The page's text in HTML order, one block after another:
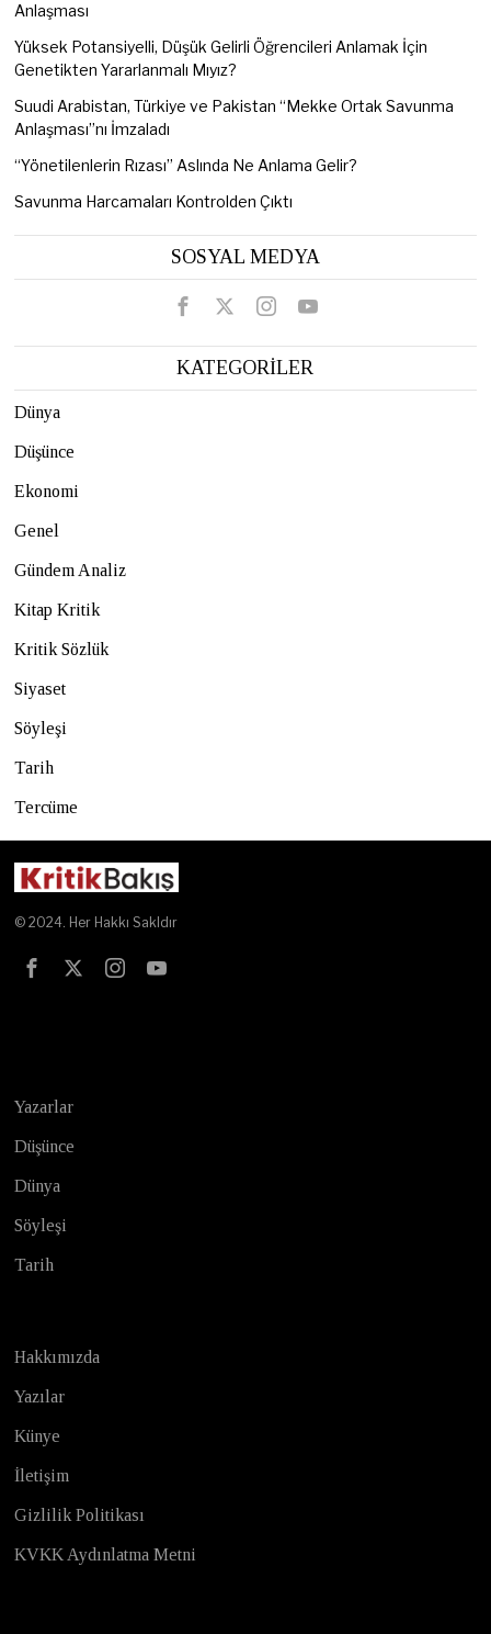
Anlaşması
Yüksek Potansiyelli, Düşük Gelirli Öğrencileri Anlamak İçin
Genetikten Yararlanmalı Mıyız?
Suudi Arabistan, Türkiye ve Pakistan “Mekke Ortak Savunma
Anlaşması”nı İmzaladı
“Yönetilenlerin Rızası” Aslında Ne Anlama Gelir?
Savunma Harcamaları Kontrolden Çıktı
SOSYAL MEDYA
KATEGORİLER
Dünya
Düşünce
Ekonomi
Genel
Gündem Analiz
Kitap Kritik
Kritik Sözlük
Siyaset
Söyleşi
Tarih
Tercüme
© 2024. Her Hakkı Sakldır
Yazarlar
Düşünce
Dünya
Söyleşi
Tarih
Hakkımızda
Yazılar
Künye
İletişim
Gizlilik Politikası
KVKK Aydınlatma Metni